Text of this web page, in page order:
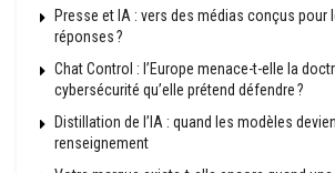
Presse et IA : vers des médias conçus pour
réponses ?
Chat Control : l’Europe menace-t-elle la
cybersécurité qu’elle prétend défendre ?
Distillation de l’IA : quand les modèles
renseignement